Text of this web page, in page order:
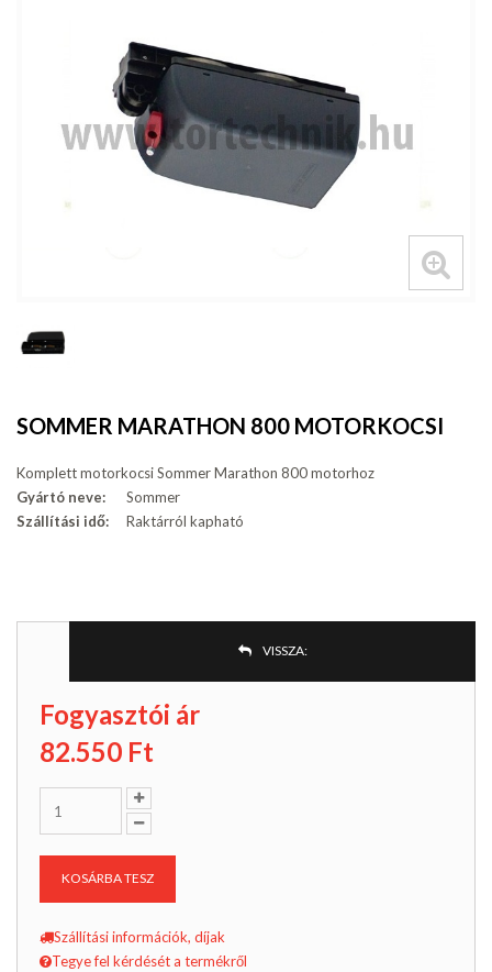
SOMMER MARATHON 800 MOTORKOCSI
Komplett motorkocsi Sommer Marathon 800 motorhoz
Gyártó neve:
Sommer
Szállítási idő:
Raktárról kapható
VISSZA:
Fogyasztói ár
82.550 Ft
KOSÁRBA TESZ
Szállítási információk, díjak
Tegye fel kérdését a termékről